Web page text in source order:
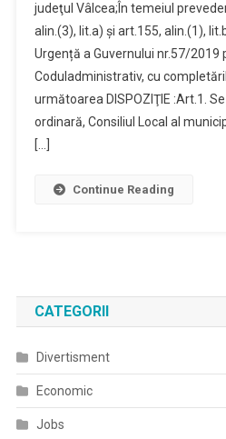
judeţul Vâlcea;În temeiul
alin.(3), lit.a) și art.155, alin.(1),
Urgență a Guvernului nr.57/2019
Coduladministrativ, cu
următoarea DISPOZIŢIE :Art.1.
ordinară, Consiliul Local al
[…]
Continue Reading
CATEGORII
Divertisment
Economic
Jobs